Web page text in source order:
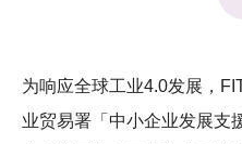
为响应全球工业4.0发展，
业贸易署「中小企业发展支